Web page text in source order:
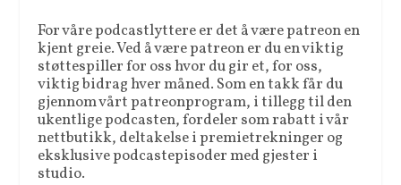
For våre podcastlyttere er det å være patreon en
kjent greie. Ved å være patreon er du en viktig
støttespiller for oss hvor du gir et, for oss,
viktig bidrag hver måned. Som en takk får du
gjennom vårt patreonprogram, i tillegg til den
ukentlige podcasten, fordeler som rabatt i vår
nettbutikk, deltakelse i premietrekninger og
eksklusive podcastepisoder med gjester i
studio.